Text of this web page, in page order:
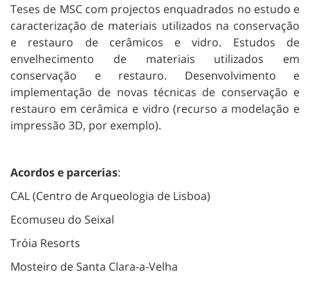
Teses de MSC com projectos enquadrados no estudo e
caracterização de materiais utilizados na conservação
e restauro de cerâmicos e vidro. Estudos de
envelhecimento de materiais utilizados em
conservação e restauro. Desenvolvimento e
implementação de novas técnicas de conservação e
restauro em cerâmica e vidro (recurso a modelação e
impressão 3D, por exemplo).
Acordos e parcerias:
CAL (Centro de Arqueologia de Lisboa)
Ecomuseu do Seixal
Tróia Resorts
Mosteiro de Santa Clara-a-Velha